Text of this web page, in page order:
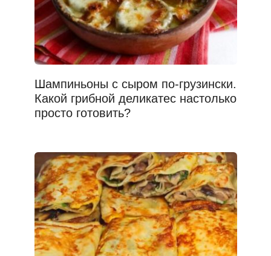
Шампиньоны с сыром по-грузински.
Какой грибной деликатес настолько
просто готовить?